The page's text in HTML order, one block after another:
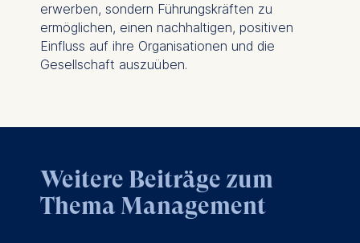
erwerben, sondern Führungskräften zu
ermöglichen, einen nachhaltigen, positiven
Einfluss auf ihre Organisationen und die
Gesellschaft auszuüben.
Weitere Beiträge zum
Thema Management